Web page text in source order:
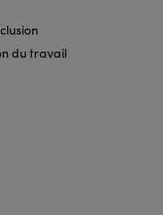
du travail